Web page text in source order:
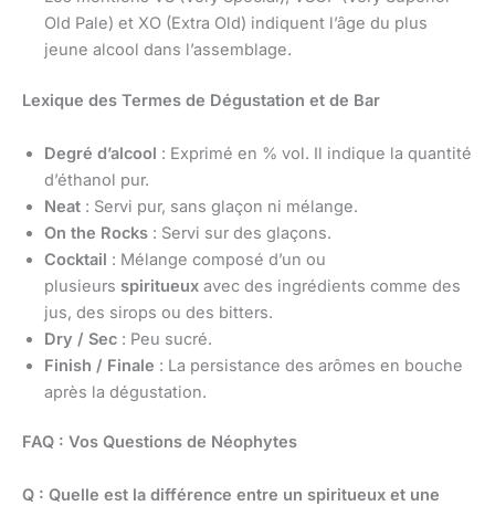
Old Pale) et XO (Extra Old) indiquent l’âge du plus
jeune alcool dans l’assemblage.
Lexique des Termes de Dégustation et de Bar
Degré d’alcool : Exprimé en % vol. Il indique la quantité
d’éthanol pur.
Neat : Servi pur, sans glaçon ni mélange.
On the Rocks : Servi sur des glaçons.
Cocktail : Mélange composé d’un ou
plusieurs spiritueux avec des ingrédients comme des
jus, des sirops ou des bitters.
Dry / Sec : Peu sucré.
Finish / Finale : La persistance des arômes en bouche
après la dégustation.
FAQ : Vos Questions de Néophytes
Q : Quelle est la différence entre un spiritueux et une